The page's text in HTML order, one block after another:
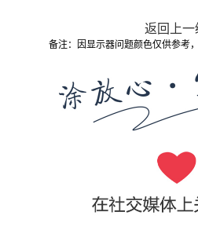
返回上一
备注：因显示器问题颜色仅供参考